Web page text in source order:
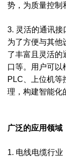
势，为质量控制
3. 灵活的通讯接
为了方便与其他
了丰富且灵活的
口等。用户可以
PLC、上位机等
理，构建智能化
广泛的应用领域
1. 电线电缆行业